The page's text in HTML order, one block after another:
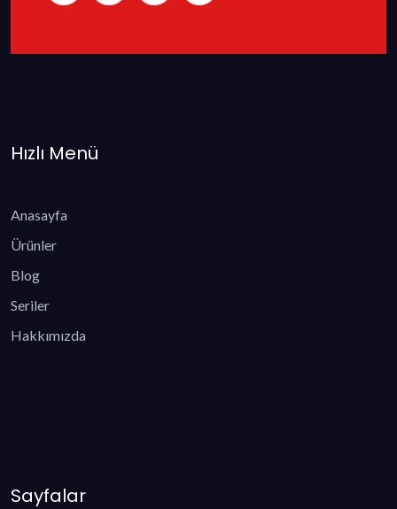
Hızlı Menü
Anasayfa
Ürünler
Blog
Seriler
Hakkımızda
Sayfalar